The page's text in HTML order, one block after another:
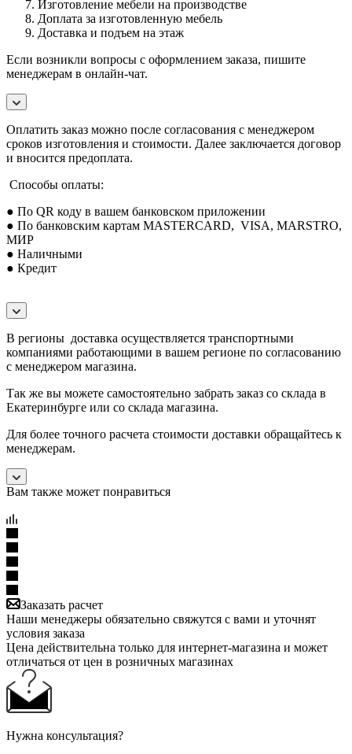
Изготовление мебели на производстве
Доплата за изготовленную мебель
Доставка и подъем на этаж
Если возникли вопросы с оформлением заказа, пишите
менеджерам в онлайн-чат.
Оплатить заказ можно после согласования с менеджером
сроков изготовления и стоимости. Далее заключается договор
и вносится предоплата.
Способы оплаты:
● По QR коду в вашем банковском приложении
● По банковским картам MASTERCARD, VISA, MARSTRO,
МИР
● Наличными
● Кредит
В регионы доставка осуществляется транспортными
компаниями работающими в вашем регионе по согласованию
с менеджером магазина.
Так же вы можете самостоятельно забрать заказ со склада в
Екатеринбурге или со склада магазина.
Для более точного расчета стоимости доставки обращайтесь к
менеджерам.
Вам также может понравиться
Заказать расчет
Наши менеджеры обязательно свяжутся с вами и уточнят
условия заказа
Цена действительна только для интернет-магазина и может
отличаться от цен в розничных магазинах
Нужна консультация?